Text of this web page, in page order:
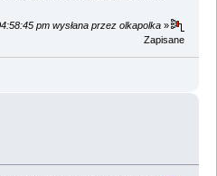
pm wysłana przez olkapolka »
Zapisane